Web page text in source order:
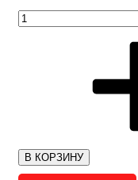
В КОРЗИНУ